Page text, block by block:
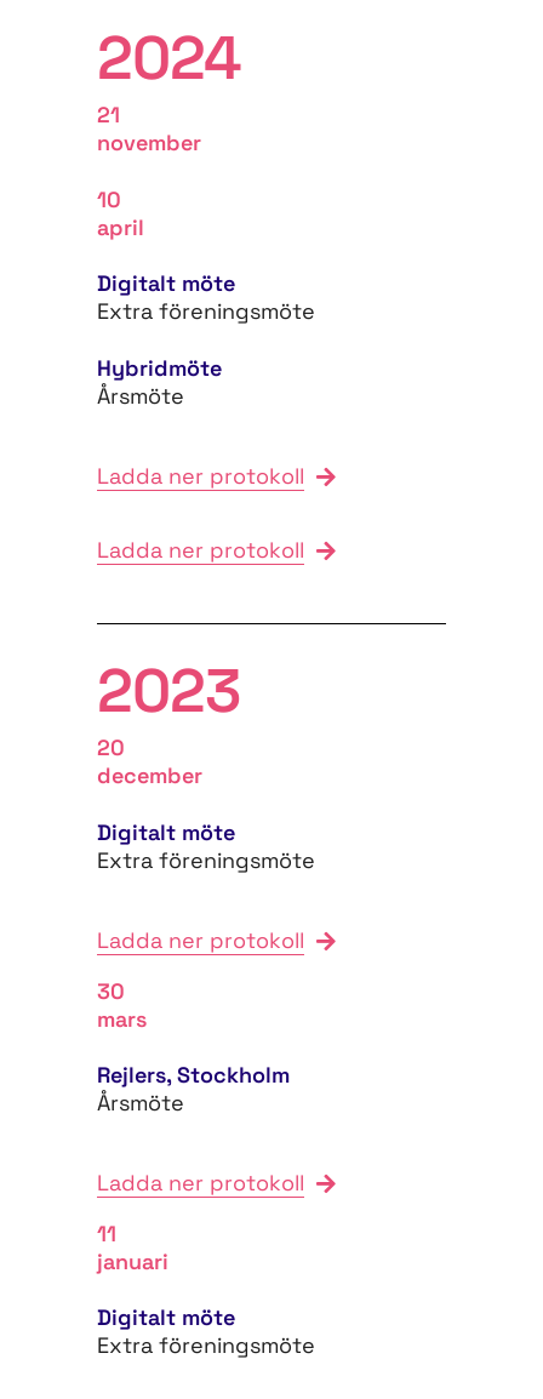
2024
21
november
10
april
Digitalt möte
Extra föreningsmöte
Hybridmöte
Årsmöte
Ladda ner protokoll
Ladda ner protokoll
2023
20
december
Digitalt möte
Extra föreningsmöte
Ladda ner protokoll
30
mars
Rejlers, Stockholm
Årsmöte
Ladda ner protokoll
11
januari
Digitalt möte
Extra föreningsmöte